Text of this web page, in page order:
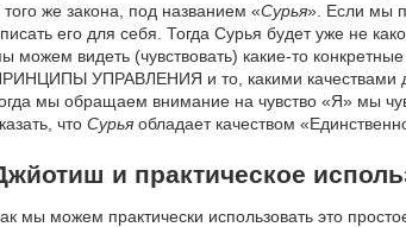
того же закона, под названием «Сурья». Если мы
его для себя. Тогда Сурья будет уже не
можем видеть (чувствовать) какие-то
УПРАВЛЕНИЯ и то, какими
мы обращаем внимание на чувство «Я» мы
что Сурья обладает качеством
и практическое
мы можем практически использовать это